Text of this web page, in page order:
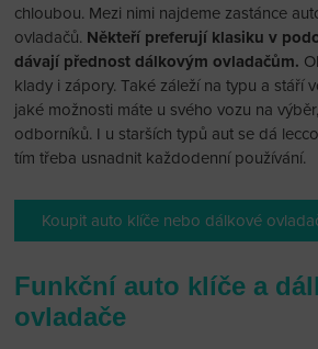
chloubou. Mezi nimi najdeme zastánce
ovladačů. Někteří preferují klasiku v
dávají přednost dálkovým ovladačům.
klady i zápory. Také záleží na typu a stáří
jaké možnosti máte u svého vozu na
odborníků. I u starších typů aut se dá
tím třeba usnadnit každodenní používání.
Koupit auto klíče nebo dálkové
Funkční auto klíče a
ovladače